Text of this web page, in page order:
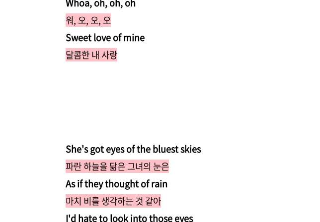
Whoa, oh, oh, oh
워, 오, 오, 오
Sweet love of mine
달콤한 내 사랑
She's got eyes of the bluest skies
파란 하늘을 닮은 그녀의 눈은
As if they thought of rain
마치 비를 생각하는 것 같아
I'd hate to look into those eyes